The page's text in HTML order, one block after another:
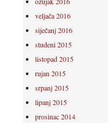
veljača 2016
siječanj 2016
studeni 2015
listopad 2015
rujan 2015
srpanj 2015
lipanj 2015
prosinac 2014